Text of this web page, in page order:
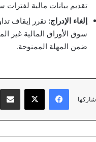
تقديم بيانات مالية
إلغاء الإدراج:
ضمن المهلة الممنوحة.
شاركها
فيسبوك ‫X